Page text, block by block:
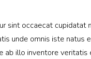
sint occaecat cupidatat
unde omnis iste natus
ab illo inventore